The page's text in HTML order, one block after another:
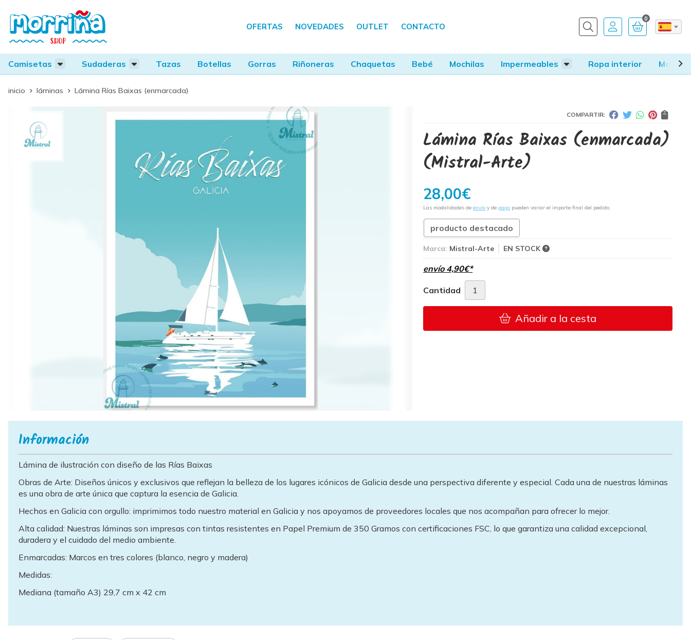
OFERTAS NOVEDADES OUTLET CONTACTO Buscar
0
Camisetas Sudaderas Tazas Botellas Gorras Riñoneras Chaquetas Bebé Mochilas Impermeables Ropa interior
inicio láminas Lámina Rías Baixas (enmarcada)
COMPARTIR:
Lámina Rías Baixas (enmarcada)
(Mistral-Arte)
28,00€
Las modalidades deenvío y de pago pueden variar el importe final del pedido.
producto destacado
Marca: Mistral-Arte EN STOCK
envío 4,90€*
Cantidad
Añadir a la cesta
Información
Lámina de ilustración con diseño de las Rías Baixas
Obras de Arte: Diseños únicos y exclusivos que reflejan la belleza de los lugares icónicos de Galicia desde una perspectiva diferente y especial. Cada una de nuestras láminas
es una obra de arte única que captura la esencia de Galicia.
Hechos en Galicia con orgullo: imprimimos todo nuestro material en Galicia y nos apoyamos de proveedores locales que nos acompañan para ofrecer lo mejor.
Alta calidad: Nuestras láminas son impresas con tintas resistentes en Papel Premium de 350 Gramos con certificaciones FSC, lo que garantiza una calidad excepcional,
duradera y el cuidado del medio ambiente.
Enmarcadas: Marcos en tres colores (blanco, negro y madera)
Medidas:
Mediana (tamaño A3) 29,7 cm x 42 cm